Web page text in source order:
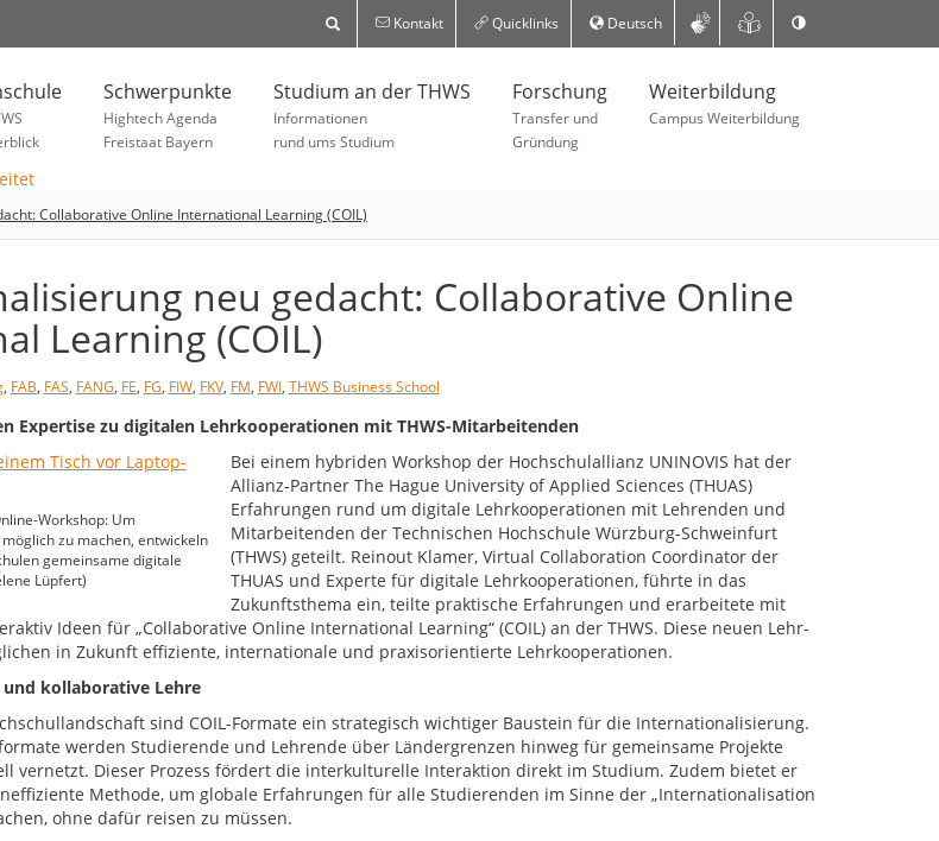
Kontakt Quicklinks Deutsch
Schwerpunkte
Hightech Agenda
Freistaat Bayern
Studium an der THWS
Informationen
rund ums Studium
Forschung
Transfer und
Gründung
Weiterbildung
Campus Weiterbildung
Collaborative Online International Learning (COIL)
neu gedacht: Collaborative Online
Learning (COIL)
, FAB, FAS, FANG, FE, FG, FIW, FKV, FM, FWI, THWS Business School
Expertise zu digitalen Lehrkooperationen mit THWS-Mitarbeitenden
Workshop: Um
zu machen, entwickeln
gemeinsame digitale
Lüpfert)
Bei einem hybriden Workshop der Hochschulallianz UNINOVIS hat der
Allianz-Partner The Hague University of Applied Sciences (THUAS)
Erfahrungen rund um digitale Lehrkooperationen mit Lehrenden und
Mitarbeitenden der Technischen Hochschule Würzburg-Schweinfurt
(THWS) geteilt. Reinout Klamer, Virtual Collaboration Coordinator der
THUAS und Experte für digitale Lehrkooperationen, führte in das
Zukunftsthema ein, teilte praktische Erfahrungen und erarbeitete mit
Ideen für „Collaborative Online International Learning“ (COIL) an der THWS. Diese neuen Lehr-
in Zukunft effiziente, internationale und praxisorientierte Lehrkooperationen.
kollaborative Lehre
sind COIL-Formate ein strategisch wichtiger Baustein für die Internationalisierung.
werden Studierende und Lehrende über Ländergrenzen hinweg für gemeinsame Projekte
vernetzt. Dieser Prozess fördert die interkulturelle Interaktion direkt im Studium. Zudem bietet er
Methode, um globale Erfahrungen für alle Studierenden im Sinne der „Internationalisation
ohne dafür reisen zu müssen.